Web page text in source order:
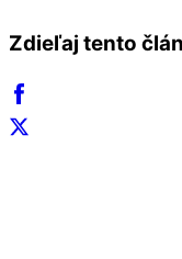
Zdieľaj tento